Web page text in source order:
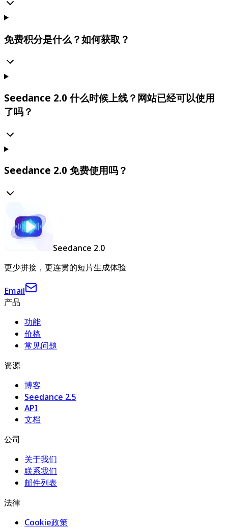
免费积分是什么？如何获取？
Seedance 2.0 什么时候上线？网站已经可以使用
了吗？
Seedance 2.0 免费使用吗？
Seedance 2.0
更少拼接，更连贯的短片生成体验
Email
产品
功能
价格
常见问题
资源
博客
Seedance 2.5
API
文档
公司
关于我们
联系我们
邮件列表
法律
Cookie政策